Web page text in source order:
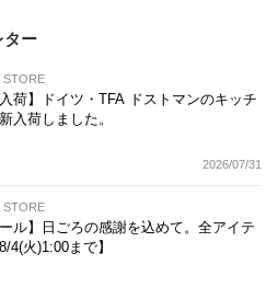
ター
STORE
入荷】ドイツ・TFA ドストマンのキッチ
入荷しました。
2026/07/31
STORE
ール】日ごろの感謝を込めて。全アイテ
4(火)1:00まで】